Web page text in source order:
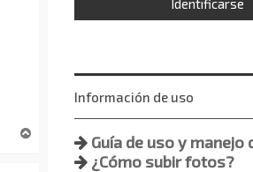
Información de uso
Guía de uso y manejo
¿Cómo subir fotos?